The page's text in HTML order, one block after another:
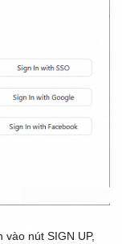
vào nút SIGN UP,